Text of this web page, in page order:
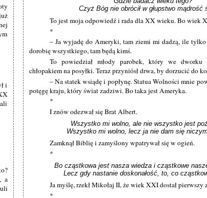
i
a
Czyż Bóg nie obrócił w głupstwo mądrość
To jest moja odpowiedź i rada dla XX wieku. Bo wiek
*
– Ja wyjadę do Ameryki, tam ziemi mi dadzą, ile tylko
dorobię wszystkiego, tam będą kimś.
To powiedział młody parobek, który we dworku
chłopakiem na posyłki. Teraz przyniósł drwa, by dorzucić do
– Na statek wsiądę i popłynę. Statua Wolności mnie
potęgę kraju, który świat zadziwi. Bo taka jest Ameryka.
*
I znów odezwał się Brat Albert.
Wszystko mi wolno, ale nie wszystko jest
Wszystko mi wolno, lecz ja nie dam się
Zamknął Biblię i zamyślony wpatrywał się w ogień.
*
Bo cząstkowa jest nasza wiedza i cząstkowe
Lecz gdy nastanie doskonałość, to, co
Ja myślę, rzekł Mikołaj II, że wiek XXI dostał pierwszy
*